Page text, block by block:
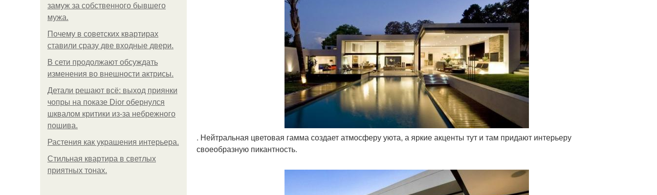
замуж за собственного бывшего
мужа.
Почему в советских квартирах
ставили сразу две входные двери.
В сети продолжают обсуждать
изменения во внешности актрисы.
Детали решают всё: выход приянки
чопры на показе Dior обернулся
шквалом критики из-за небрежного
пошива.
Растения как украшения интерьера.
Стильная квартира в светлых
приятных тонах.
. Нейтральная цветовая гамма создает атмосферу уюта, а яркие акценты тут и там придают интерьеру
своеобразную пикантность.